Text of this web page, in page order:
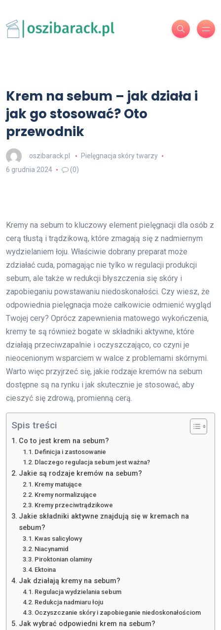
Krem na sebum – jak działa i
jak go stosować? Oto
przewodnik
oszibarack.pl
Pielęgnacja skóry twarzy
6 grudnia 2024
(0)
Kremy na sebum to kluczowy element pielęgnacji dla osób z
cerą tłustą i trądzikową, które zmagają się z nadmiernym
wydzielaniem łoju. Właściwie dobrany preparat może
zdziałać cuda, pomagając nie tylko w regulacji produkcji
sebum, ale także w redukcji błyszczenia się skóry i
zapobieganiu powstawaniu niedoskonałości. Czy wiesz, że
odpowiednia pielęgnacja może całkowicie odmienić wygląd
Twojej cery? Oprócz zapewnienia matowego wykończenia,
kremy te są również bogate w składniki aktywne, które
działają przeciwzapalnie i oczyszczająco, co czyni je
nieocenionym wsparciem w walce z problemami skórnymi.
Warto więc przyjrzeć się, jakie rodzaje kremów na sebum
dostępne są na rynku i jak skutecznie je stosować, aby
cieszyć się zdrową, promienną cerą.
Spis treści
Co to jest krem na sebum?
Definicja i zastosowanie
Dlaczego regulacja sebum jest ważna?
Jakie są rodzaje kremów na sebum?
Kremy matujące
Kremy normalizujące
Kremy przeciwtrądzikowe
Jakie składniki aktywne znajdują się w kremach na
sebum?
Kwas salicylowy
Niacynamid
Piroktonian olaminy
Ektoina
Jak działają kremy na sebum?
Regulacja wydzielania sebum
Redukcja nadmiaru łoju
Oczyszczanie skóry i zapobieganie niedoskonałościom
Jak wybrać odpowiedni krem na sebum?